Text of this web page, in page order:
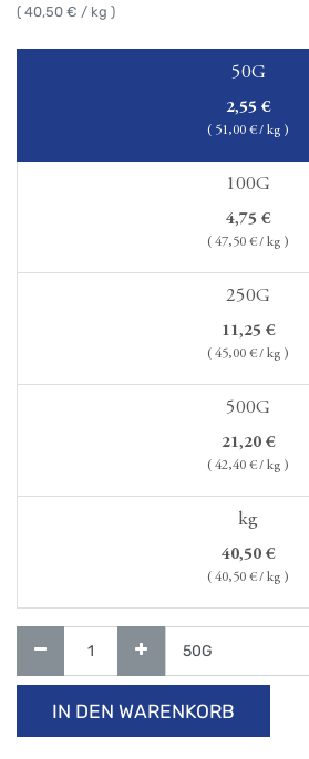
( 40,50 € / kg )
50G
2,55 €
( 51,00 € / kg )
100G
4,75 €
( 47,50 € / kg )
250G
11,25 €
( 45,00 € / kg )
500G
21,20 €
( 42,40 € / kg )
kg
40,50 €
( 40,50 € / kg )
IN DEN WARENKORB